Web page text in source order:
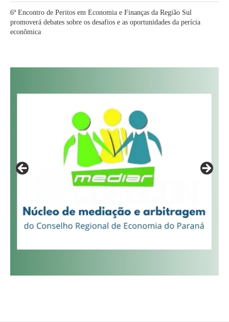
6º Encontro de Peritos em Economia e Finanças da Região Sul
promoverá debates sobre os desafios e as oportunidades da perícia
econômica